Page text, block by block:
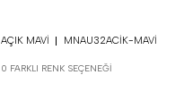
AÇIK MAVI MNAU32ACIK-MAVI
0 FARKLI RENK SEÇENEĞI